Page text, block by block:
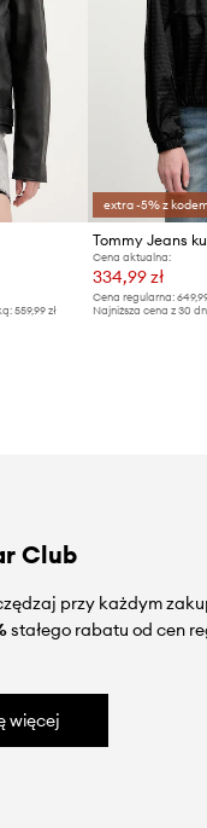
559,99 zł
extra -5% z
Tommy Jeans
Cena aktualna:
334,99 zł
Cena regularna:
Najniższa cena z 30
Club
przy każdym
stałego rabatu od cen
więcej